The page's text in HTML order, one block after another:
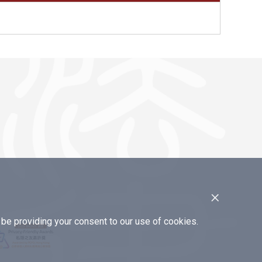
×
providing your consent to our use of cookies.